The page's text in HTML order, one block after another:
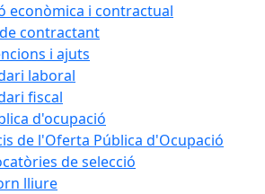
econòmica i contractual
contractant
i ajuts
laboral
fiscal
d'ocupació
de l'Oferta Pública d'Ocupació
de selecció
lliure